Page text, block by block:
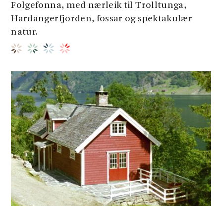
Folgefonna, med nærleik til Trolltunga,
Hardangerfjorden, fossar og spektakulær
natur.